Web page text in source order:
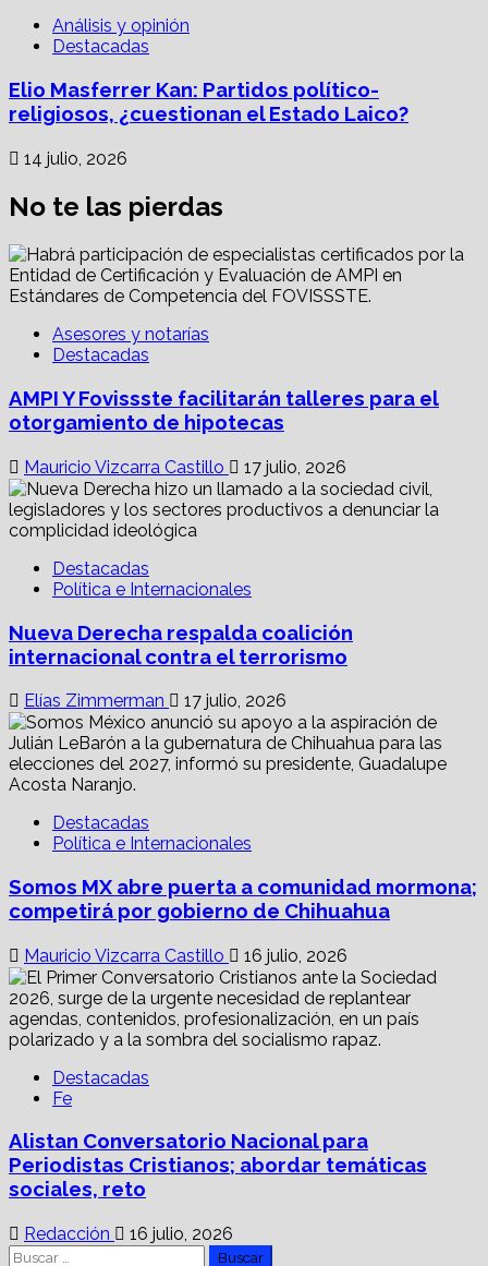
Análisis y opinión
Destacadas
Elio Masferrer Kan: Partidos político-
religiosos, ¿cuestionan el Estado Laico?
14 julio, 2026
No te las pierdas
Asesores y notarías
Destacadas
AMPI Y Fovissste facilitarán talleres para el
otorgamiento de hipotecas
Mauricio Vizcarra Castillo 17 julio, 2026
Destacadas
Política e Internacionales
Nueva Derecha respalda coalición
internacional contra el terrorismo
Elías Zimmerman 17 julio, 2026
Destacadas
Política e Internacionales
Somos MX abre puerta a comunidad mormona;
competirá por gobierno de Chihuahua
Mauricio Vizcarra Castillo 16 julio, 2026
Destacadas
Fe
Alistan Conversatorio Nacional para
Periodistas Cristianos; abordar temáticas
sociales, reto
Redacción
16 julio, 2026
Buscar: